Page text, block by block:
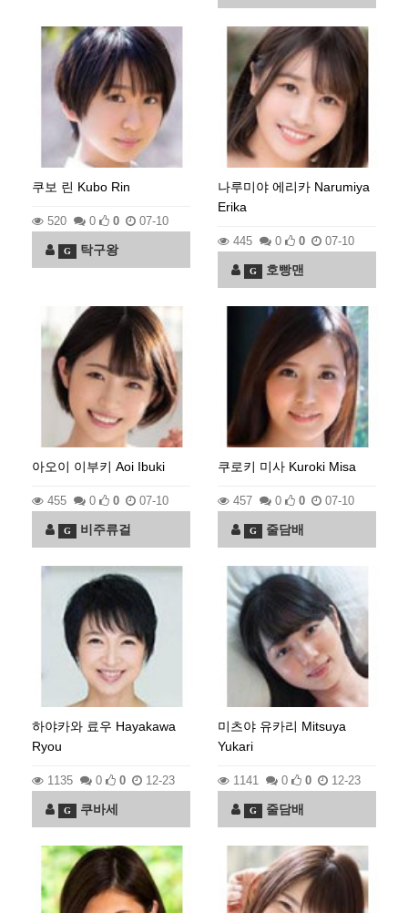
쿠보 린 Kubo Rin
520 0 0 07-10
G 탁구왕
나루미야 에리카 Narumiya
Erika
445 0 0 07-10
G 호빵맨
아오이 이부키 Aoi Ibuki
455 0 0 07-10
G 비주류걸
쿠로키 미사 Kuroki Misa
457 0 0 07-10
G 줄담배
하야카와 료우 Hayakawa
Ryou
1135 0 0 12-23
G 쿠바세
미츠야 유카리 Mitsuya
Yukari
1141 0 0 12-23
G 줄담배